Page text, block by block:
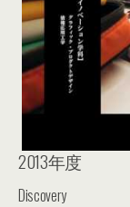
2013年度
Discovery